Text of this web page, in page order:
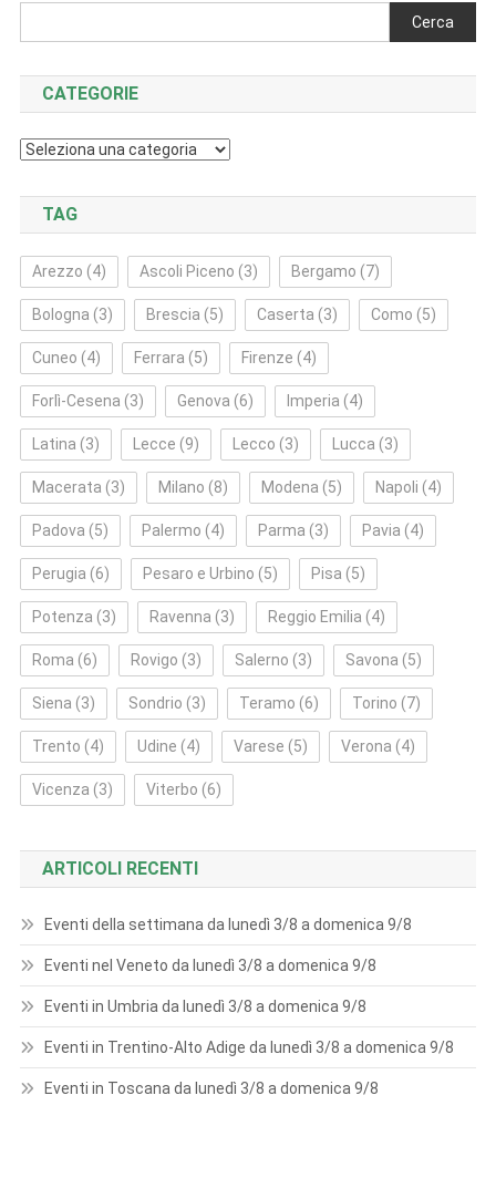
Cerca
CATEGORIE
Categorie
TAG
Arezzo (4) Ascoli Piceno (3) Bergamo (7)
Bologna (3) Brescia (5) Caserta (3) Como (5)
Cuneo (4) Ferrara (5) Firenze (4)
Forlì‑Cesena (3) Genova (6) Imperia (4)
Latina (3) Lecce (9) Lecco (3) Lucca (3)
Macerata (3) Milano (8) Modena (5) Napoli (4)
Padova (5) Palermo (4) Parma (3) Pavia (4)
Perugia (6) Pesaro e Urbino (5) Pisa (5)
Potenza (3) Ravenna (3) Reggio Emilia (4)
Roma (6) Rovigo (3) Salerno (3) Savona (5)
Siena (3) Sondrio (3) Teramo (6) Torino (7)
Trento (4) Udine (4) Varese (5) Verona (4)
Vicenza (3) Viterbo (6)
ARTICOLI RECENTI
Eventi della settimana da lunedì 3/8 a domenica 9/8
Eventi nel Veneto da lunedì 3/8 a domenica 9/8
Eventi in Umbria da lunedì 3/8 a domenica 9/8
Eventi in Trentino-Alto Adige da lunedì 3/8 a domenica 9/8
Eventi in Toscana da lunedì 3/8 a domenica 9/8